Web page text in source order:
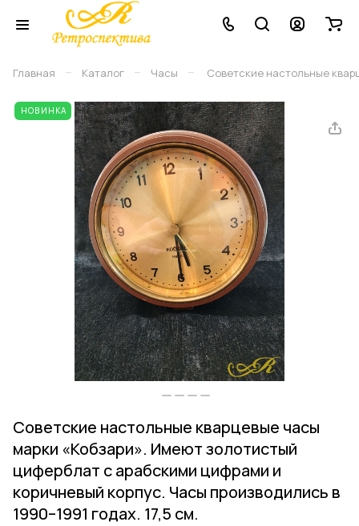
Главная – Каталог – Часы – Советские настольные
НОВИНКА
Советские настольные кварцевые часы
марки «Кобзари». Имеют золотистый
циферблат с арабскими цифрами и
коричневый корпус. Часы производились в
1990–1991 годах. 17,5 см.